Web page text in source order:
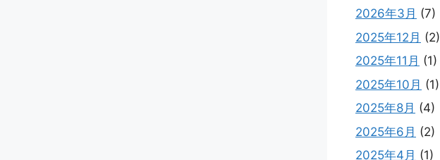
2026年3月 (7)
2025年12月 (2)
2025年11月 (1)
2025年10月 (1)
2025年8月 (4)
2025年6月 (2)
2025年4月 (1)